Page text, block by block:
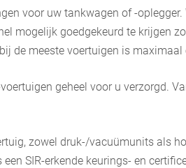
voor uw tankwagen of -
mogelijk goedgekeurd te krijgen
de meeste voertuigen is maximaal
geheel voor u verzorgd.
zowel druk-/vacuümunits als
SIR-erkende keurings- en